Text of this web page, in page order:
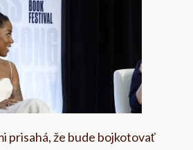
prisahá, že bude bojkotovať